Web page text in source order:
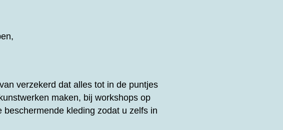
verzekerd dat alles tot in de puntjes
maken, bij workshops op
kleding zodat u zelfs in